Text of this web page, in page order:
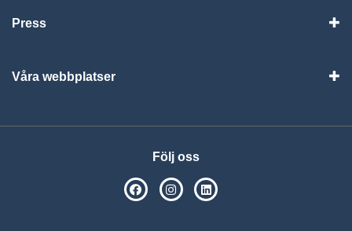
Press
Våra webbplatser
Följ oss
SPSM på Facebook
SPSM på Instagram